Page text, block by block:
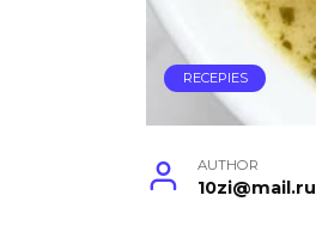
RECEPIES
AUTHOR
10zi@mail.ru